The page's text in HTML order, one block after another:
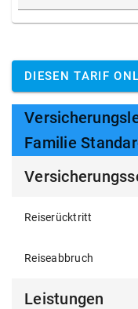
DIESEN TARIF
Familie
Reiserücktritt
Reiseabbruch
Leistungen